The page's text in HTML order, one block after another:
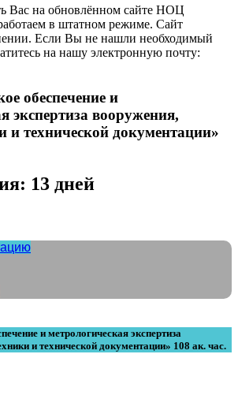
Вас на обновлённом сайте НОЦ
в штатном режиме. Сайт
Если Вы не нашли необходимый
на нашу электронную почту:
обеспечение и
экспертиза вооружения,
и технической документации»
13 дней
и метрологическая экспертиза
и технической документации» 108 ак. час.